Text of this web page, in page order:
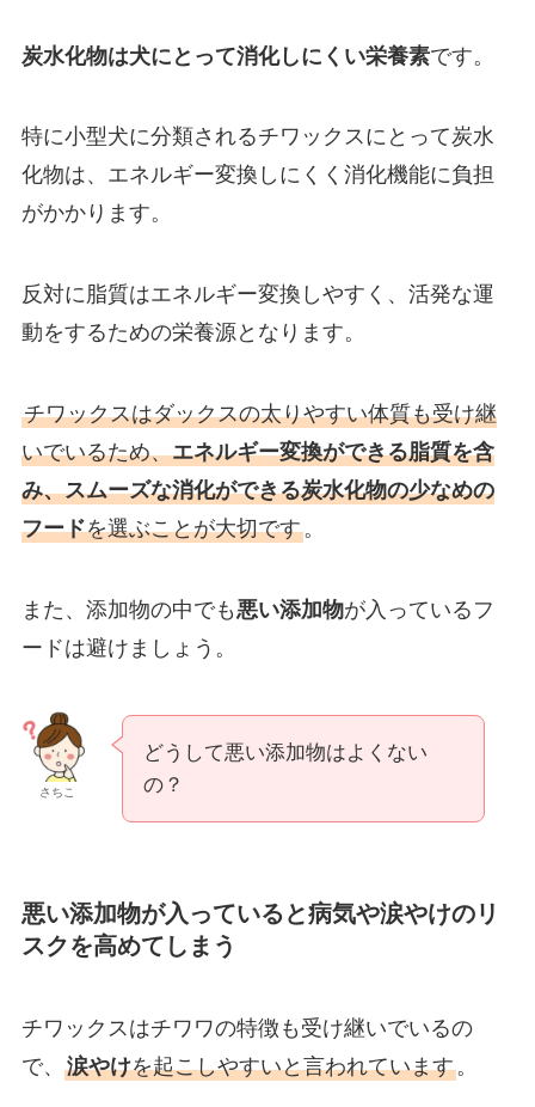
炭水化物は犬にとって消化しにくい栄養素です。
特に小型犬に分類されるチワックスにとって炭水
化物は、エネルギー変換しにくく消化機能に負担
がかかります。
反対に脂質はエネルギー変換しやすく、活発な運
動をするための栄養源となります。
チワックスはダックスの太りやすい体質も受け継
いでいるため、エネルギー変換ができる脂質を含
み、スムーズな消化ができる炭水化物の少なめの
フードを選ぶことが大切です。
また、添加物の中でも 悪い添加物が入っているフ
ードは避けましょう。
さちこ
どうして悪い添加物はよくない
の？
悪い添加物が入っていると病気や涙やけのリ
スクを高めてしまう
チワックスはチワワの特徴も受け継いでいるの
で、 涙やけを起こしやすいと言われています。